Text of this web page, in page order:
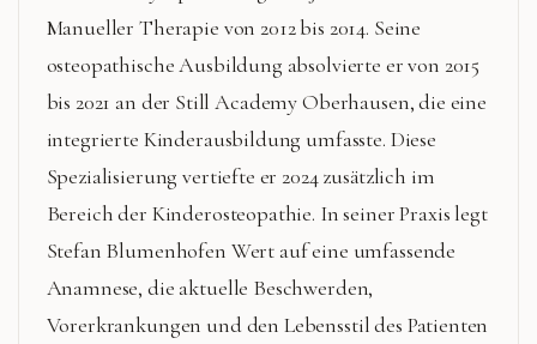
Manueller Therapie von 2012 bis 2014. Seine
osteopathische Ausbildung absolvierte er von 2015
bis 2021 an der Still Academy Oberhausen, die eine
integrierte Kinderausbildung umfasste. Diese
Spezialisierung vertiefte er 2024 zusätzlich im
Bereich der Kinderosteopathie. In seiner Praxis legt
Stefan Blumenhofen Wert auf eine umfassende
Anamnese, die aktuelle Beschwerden,
Vorerkrankungen und den Lebensstil des Patienten